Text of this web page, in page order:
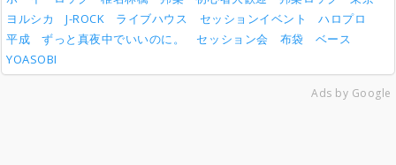
ヨルシカ
J-ROCK ライブハウス セッションイベント
ハロプロ
平成
ずっと真夜中でいいのに。 セッション会 布袋
ベース
YOASOBI
Ads by Google